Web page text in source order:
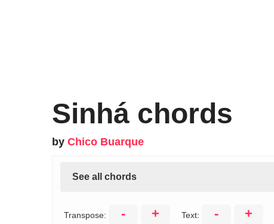
Sinhá chords
by Chico Buarque
See all chords
Transpose: - + Text: - +